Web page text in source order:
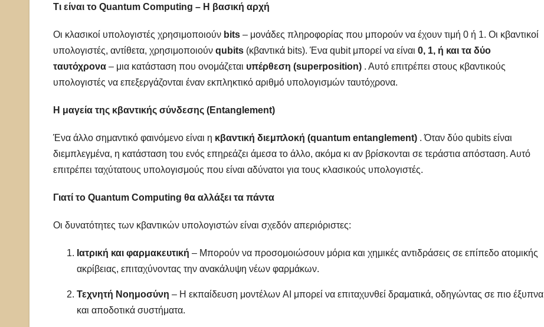
Τι είναι το Quantum Computing – Η βασική αρχή
Οι κλασικοί υπολογιστές χρησιμοποιούν bits – μονάδες πληροφορίας που μπορούν να έχουν τιμή 0 ή 1. Οι κβαντικοί
υπολογιστές, αντίθετα, χρησιμοποιούν qubits (κβαντικά bits). Ένα qubit μπορεί να είναι 0, 1, ή και τα δύο
ταυτόχρονα – μια κατάσταση που ονομάζεται υπέρθεση (superposition) . Αυτό επιτρέπει στους κβαντικούς
υπολογιστές να επεξεργάζονται έναν εκπληκτικό αριθμό υπολογισμών ταυτόχρονα.
Η μαγεία της κβαντικής σύνδεσης (Entanglement)
Ένα άλλο σημαντικό φαινόμενο είναι η κβαντική διεμπλοκή (quantum entanglement) . Όταν δύο qubits είναι
διεμπλεγμένα, η κατάσταση του ενός επηρεάζει άμεσα το άλλο, ακόμα κι αν βρίσκονται σε τεράστια απόσταση. Αυτό
επιτρέπει ταχύτατους υπολογισμούς που είναι αδύνατοι για τους κλασικούς υπολογιστές.
Γιατί το Quantum Computing θα αλλάξει τα πάντα
Οι δυνατότητες των κβαντικών υπολογιστών είναι σχεδόν απεριόριστες:
Ιατρική και φαρμακευτική – Μπορούν να προσομοιώσουν μόρια και χημικές αντιδράσεις σε επίπεδο ατομικής
ακρίβειας, επιταχύνοντας την ανακάλυψη νέων φαρμάκων.
Τεχνητή Νοημοσύνη – Η εκπαίδευση μοντέλων AI μπορεί να επιταχυνθεί δραματικά, οδηγώντας σε πιο έξυπνα
και αποδοτικά συστήματα.